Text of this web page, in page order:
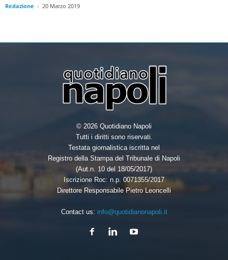
Redazione - 20 Marzo 2019
© 2026 Quotidiano Napoli
Tutti i diritti sono riservati.
Testata giornalistica iscritta nel
Registro della Stampa del Tribunale di Napoli
(Aut.n. 10 del 18/05/2017)
Iscrizione Roc: n.p. 0071355/2017
Direttore Responsabile Pietro Leoncelli
Contact us: info@quotidianonapoli.it